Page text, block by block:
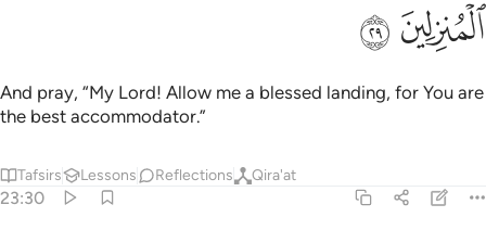
ﱘﱙ
And pray, “My Lord! Allow me a blessed landing, for You are
the best accommodator.”
Tafsirs Lessons Reflections Qira'at
23:30